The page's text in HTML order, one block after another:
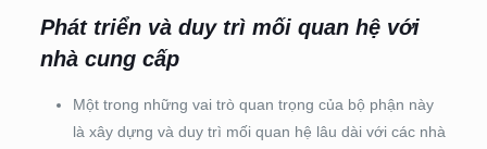
Phát triển và duy trì mối quan hệ với
nhà cung cấp
Một trong những vai trò quan trọng của bộ phận này
là xây dựng và duy trì mối quan hệ lâu dài với các nhà